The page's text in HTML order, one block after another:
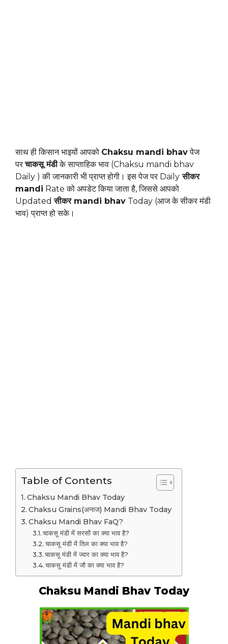
साथ ही किसान भाइयों आपको Chaksu mandi bhavपेज
परचाकसू मंडीके साप्ताहिक भाव (Chaksu mandi bhav
Daily ) की जानकारी भी प्राप्त होगी। इस पेज पर Daily सीकर
mandi Rate को अपडेट किया जाता है, जिससे आपको
Updatedसीकर mandi bhav Today (आज के सीकर मंडी
भाव) प्राप्त हो सके।
Table of Contents
Chaksu Mandi Bhav Today
Chaksu Grains(अनाज) Mandi Bhav Today
Chaksu Mandi Bhav FaQ?
चाकसू मंडी में सरसों का क्या भाव है?
चाकसू मंडी में तिल का क्या भाव है?
चाकसू मंडी में ज्वार का क्या भाव है?
चाकसू मंडी में जौ का क्या भाव है?
Chaksu Mandi Bhav Today